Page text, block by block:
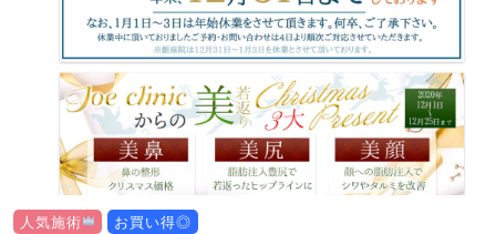
人気施術 お買い得◎